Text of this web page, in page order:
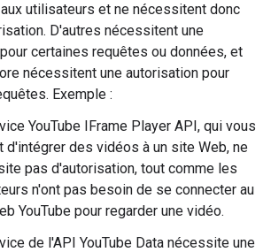
utilisateurs et ne nécessitent donc
D'autres nécessitent une
certaines requêtes ou données, et
nécessitent une autorisation pour
Exemple :
YouTube IFrame Player API, qui vous
d'intégrer des vidéos à un site Web, ne
pas d'autorisation, tout comme les
n'ont pas besoin de se connecter au
YouTube pour regarder une vidéo.
de l'API YouTube Data nécessite une